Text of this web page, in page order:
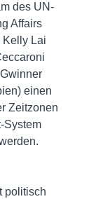
des UN-
Affairs
Kelly Lai
einen
Zeitzonen
System
politisch